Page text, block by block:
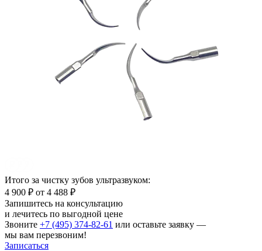
Итого за чистку зубов ультразвуком:
4 900 ₽ от 4 488 ₽
Запишитесь на консультацию
и лечитесь по выгодной цене
Звоните +7 (495) 374-82-61 или оставьте заявку —
мы вам перезвоним!
Записаться